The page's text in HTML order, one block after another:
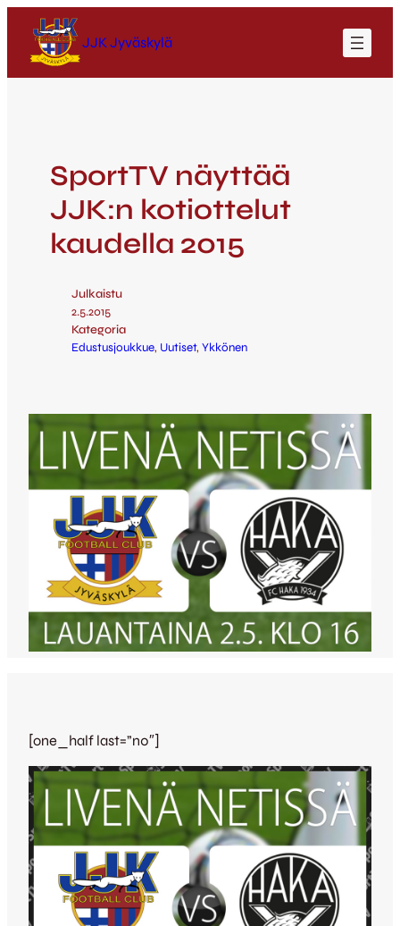
JJK Jyväskylä
SportTV näyttää
JJK:n kotiottelut
kaudella 2015
Julkaistu
2.5.2015
Kategoria
Edustusjoukkue, Uutiset, Ykkönen
[one_half last=”n0″]